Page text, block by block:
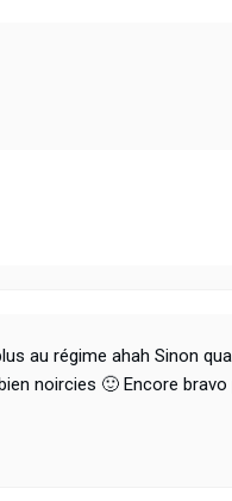
au régime ahah Sinon
noircies 🙂 Encore bravo